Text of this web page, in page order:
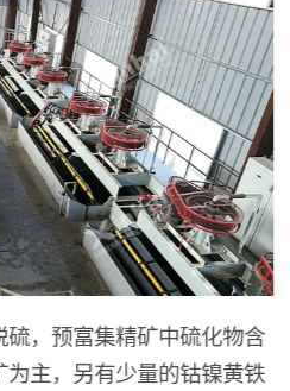
，预富集精矿中硫化物含
主，另有少量的钴镍黄铁